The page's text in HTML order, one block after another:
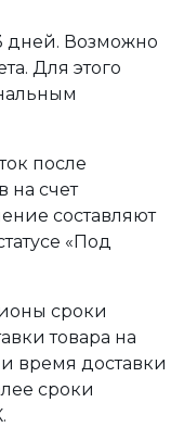
дней. Возможно
Для этого
после
на счет
составляют
«Под
сроки
товара на
время доставки
сроки